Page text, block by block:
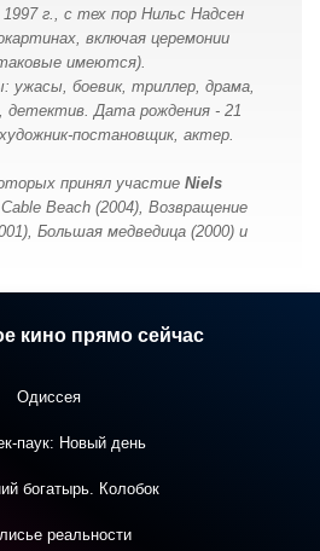
г., с тех пор Нильс Надсен
включая церемонии
имеются).
ужасы, боевик, триллер, драма,
детектив. Дата рождения - 21
постановщик, актер.
принял участие Niels
Beach (2004), Возвращение
Большая медведица (2000) и
кино прямо сейчас
Одиссея
паук: Новый день
богатырь. Колобок
реальности